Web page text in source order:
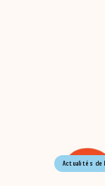
Actualités de